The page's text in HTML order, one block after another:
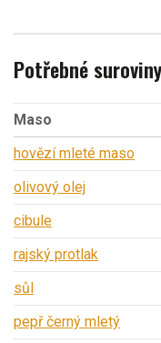
Potřebné suroviny
Maso
hovězí mleté maso
olivový olej
cibule
rajský protlak
sůl
pepř černý mletý